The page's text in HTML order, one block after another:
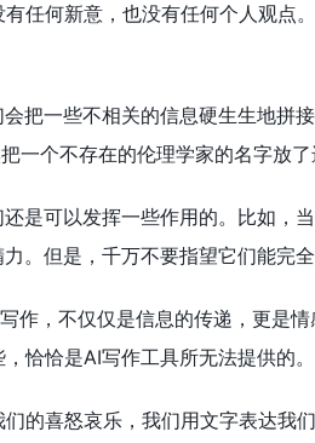
任何新意，也没有任何个人观点
把一些不相关的信息硬生生地拼
一个不存在的伦理学家的名字放
是可以发挥一些作用的。比如，
。但是，千万不要指望它们能完全
作，不仅仅是信息的传递，更是
恰恰是AI写作工具所无法提供的。
的喜怒哀乐，我们用文字表达我